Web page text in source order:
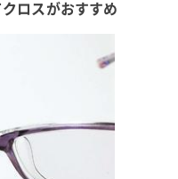
ロスがおすすめ